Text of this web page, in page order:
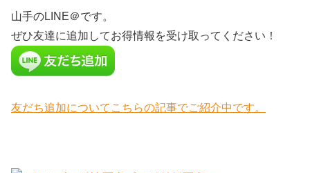
山手のLINE＠です。
ぜひ友達に追加してお得情報を受け取ってください！
友だち追加についてこちらの記事でご紹介中です。